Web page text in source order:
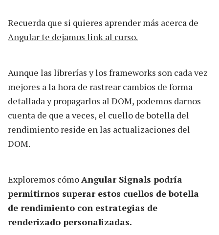
Recuerda que si quieres aprender más acerca de
Angular te dejamos link al curso.
Aunque las librerías y los frameworks son cada vez
mejores a la hora de rastrear cambios de forma
detallada y propagarlos al DOM, podemos darnos
cuenta de que a veces, el cuello de botella del
rendimiento reside en las actualizaciones del
DOM.
Exploremos cómo Angular Signals podría
permitirnos superar estos cuellos de botella
de rendimiento con estrategias de
renderizado personalizadas.